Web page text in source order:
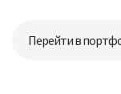
Перейти в